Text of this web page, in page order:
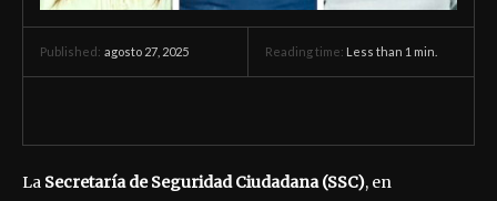
Published: agosto 27, 2025 Reading time: Less than 1 min.
La Secretaría de Seguridad Ciudadana (SSC), en